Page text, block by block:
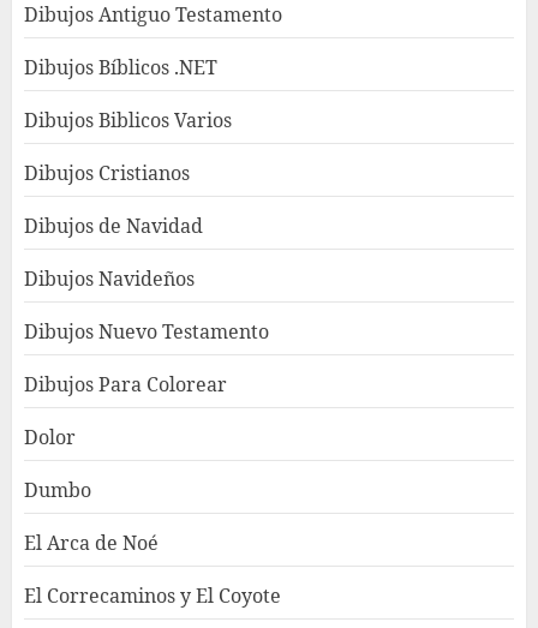
Dibujos Antiguo Testamento
Dibujos Bíblicos .NET
Dibujos Biblicos Varios
Dibujos Cristianos
Dibujos de Navidad
Dibujos Navideños
Dibujos Nuevo Testamento
Dibujos Para Colorear
Dolor
Dumbo
El Arca de Noé
El Correcaminos y El Coyote